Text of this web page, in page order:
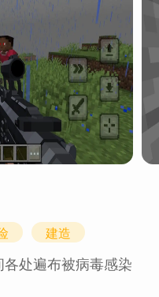
建造
处遍布被病毒感染